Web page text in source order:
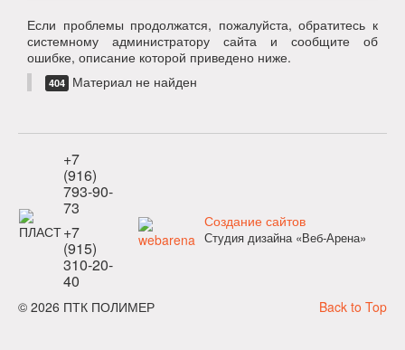
Если проблемы продолжатся, пожалуйста, обратитесь к
системному администратору сайта и сообщите об
ошибке, описание которой приведено ниже.
404 Материал не найден
+7
(916)
793-90-
73
+7
(915)
310-20-
40
Создание сайтов
Студия дизайна «Веб-Арена»
Back to Top
© 2026 ПТК ПОЛИМЕР